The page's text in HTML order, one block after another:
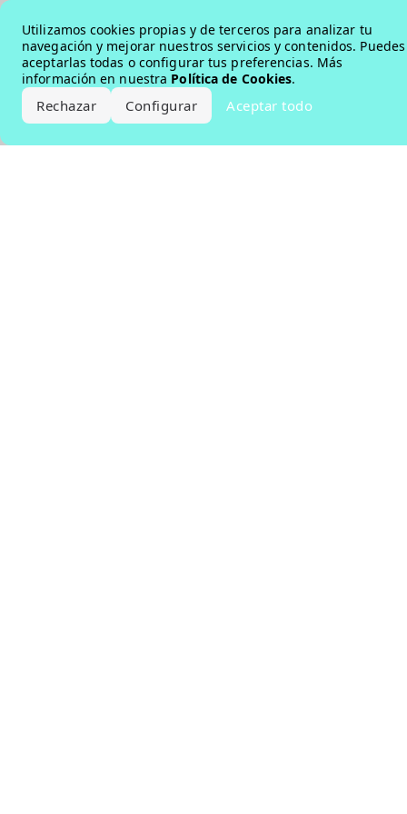
Utilizamos cookies propias y de terceros para analizar tu
navegación y mejorar nuestros servicios y contenidos. Puedes
aceptarlas todas o configurar tus preferencias. Más
información en nuestra Política de Cookies.
Rechazar Configurar Aceptar todo
Error loading the brand